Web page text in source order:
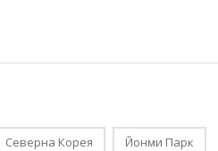
Северна Корея Йонми Парк